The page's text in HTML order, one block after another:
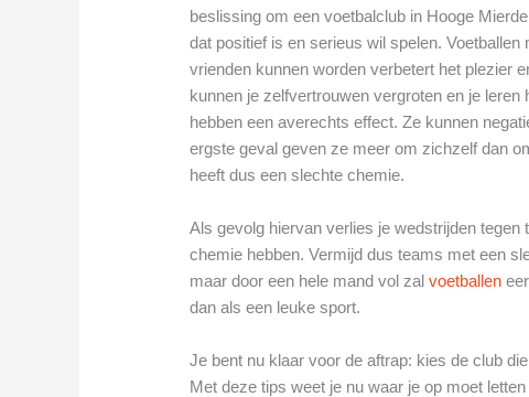
beslissing om een voetbalclub in Hooge
dat positief is en serieus wil spelen.
vrienden kunnen worden verbetert het plezier
kunnen je zelfvertrouwen vergroten en je
hebben een averechts effect. Ze kunnen
ergste geval geven ze meer om zichzelf dan
heeft dus een slechte chemie.
Als gevolg hiervan verlies je wedstrijden
chemie hebben. Vermijd dus teams met een
maar door een hele mand vol zalvoetballen
dan als een leuke sport.
Je bent nu klaar voor de aftrap: kies de club
Met deze tips weet je nu waar je op moet